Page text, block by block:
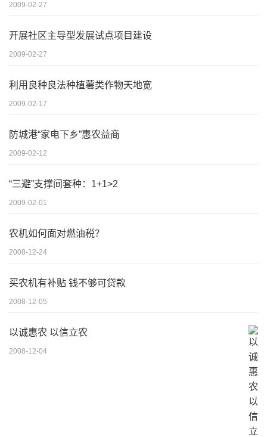
2009-02-27
开展社区主导型发展试点项目建设
2009-02-27
利用良种良法种植薯类作物天地宽
2009-02-17
防城港“家电下乡”惠农益商
2009-02-12
“三避”支撑间套种：1+1>2
2009-02-01
农机如何面对燃油税？
2008-12-24
买农机有补贴 钱不够可贷款
2008-12-05
以诚惠农 以信立农
2008-12-04